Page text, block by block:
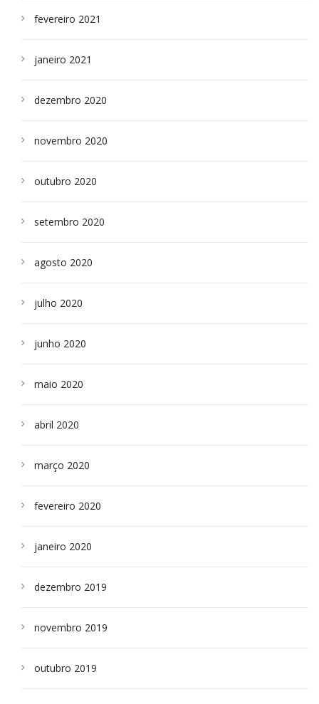
fevereiro 2021
janeiro 2021
dezembro 2020
novembro 2020
outubro 2020
setembro 2020
agosto 2020
julho 2020
junho 2020
maio 2020
abril 2020
março 2020
fevereiro 2020
janeiro 2020
dezembro 2019
novembro 2019
outubro 2019